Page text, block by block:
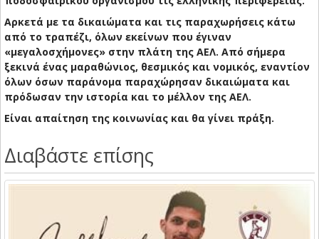
Αρκετά με τα δικαιώματα και τις παραχωρήσεις κάτω
από το τραπέζι, όλων εκείνων που έγιναν
«μεγαλοσχήμονες» στην πλάτη της ΑΕΛ. Από σήμερα
ξεκινά ένας μαραθώνιος, θεσμικός και νομικός, εναντίον
όλων όσων παράνομα παραχώρησαν δικαιώματα και
πρόδωσαν την ιστορία και το μέλλον της ΑΕΛ.
Είναι απαίτηση της κοινωνίας και θα γίνει πράξη.
Διαβάστε επίσης